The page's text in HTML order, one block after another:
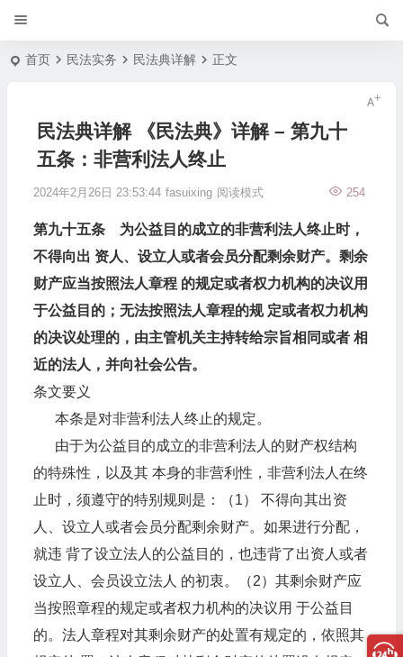
首页 民法实务 民法典详解 正文
民法典详解 《民法典》详解 – 第九十
五条：非营利法人终止
2024年2月26日 23:53:44 fasuixing 254
阅读模式
第九十五条 为公益目的成立的非营利法人终止时，
不得向出 资人、设立人或者会员分配剩余财产。剩余
财产应当按照法人章程 的规定或者权力机构的决议用
于公益目的；无法按照法人章程的规 定或者权力机构
的决议处理的，由主管机关主持转给宗旨相同或者 相
近的法人，并向社会公告。
条文要义
本条是对非营利法人终止的规定。
由于为公益目的成立的非营利法人的财产权结构
的特殊性，以及其 本身的非营利性，非营利法人在终
止时，须遵守的特别规则是：（1） 不得向其出资
人、设立人或者会员分配剩余财产。如果进行分配，
就违 背了设立法人的公益目的，也违背了出资人或者
设立人、会员设立法人 的初衷。（2）其剩余财产应
当按照章程的规定或者权力机构的决议用 于公益目
的。法人章程对其剩余财产的处置有规定的，依照其